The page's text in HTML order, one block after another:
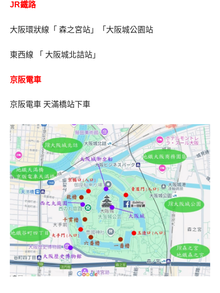
JR鐵路
大阪環狀線「 森之宮站」「大阪城公園站
東西線 「 大阪城北詰站」
京阪電車
京阪電車 天滿橋站下車